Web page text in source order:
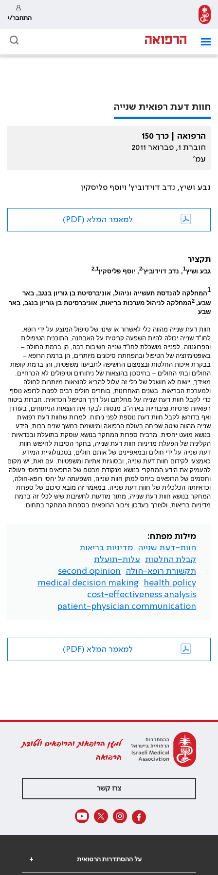
התחבר/י
חוות דעת רפואית שנייה
הרפואה | כרך 150
חוברת 1, פברואר 2011
עמ׳
גבע ושיץ, נדב דוידוביץ' ויוסף פליסקין
למאמר המלא (PDF)
תקציר
גבע ושיץ1, נדב דוידוביץ'2, יוסף פליסקין2,1
1המחלקה להנדסת תעשייה וניהול, אוניברסיטת בן גוריון בנגב, באר
שבע,
המחלקה לניהול מערכות בריאות, אוניברסיטת בן גוריון בנגב, באר
שבע
חוות דעת שנייה מהווה כלי לאשרור או שינוי של טיפול המוצע על ידי רופא.
לחו"ד שנייה יכולה להיות השפעה קריטית על האבחנה, התוכנית הטיפולית
והפרוגנוזה. לפנייה מושכלת לחו"ד שנייה חשיבות רבה, הן ברמת החולה –
באופטימיזציה של הטיפול ובהפחתת סיכונים מיותרים, הן ברמת הרופא –
בבקרת איכות החלטות ובצמצום החשיפה לתביעה משפטית, והן ברמת קופות
החולים ובתי החולים – בחיסכון בהוצאות של ניתוחים וטיפולים לא הכרחיים.
מאידך, יישום לא מושכל של כלי זה עלול להביא להוצאות מיותרות לחולה
ולמערכת הבריאות. בשנים האחרונות, בוחרים חולים רבים לפנות לרופא נוסף
כדי לקבל חוות דעת שנייה על מחלתם ועל דרך הטיפול הכדאית. חברות ביטוח
רפואיות פרטיות וציבוריות בארה"ב מנסות לבקר את הוצאות הניתוחים, בעודדן
ואף בדורשן לקבל חוות דעת נוספת לפני ניתוח. למרות שחוות דעת רפואית
שנייה מהווה שיטה שכיחה בעולם הרפואה ומיושמת במשך שנים רבות, הידע
בנושא מועט יחסית. מרבית ספרות המחקר בנושא עוסקת בתועלת ובכדאיות
הקלינית של הפעלת מדיניות חוות דעת שנייה, בחקר הסיבות לחיפוש חוות
דעת שנייה על ידי חולים ובמאפיינים של אותם חולים, בטכנולוגיית המידע
כאמצעי לקידום חוות דעת שנייה, ובסוגיות אתיות ומשפטיות. עם זאת, יש מקום
להעמיק את הידע המחקרי בנושא מנקודת מבטם של הרופאים ובדפוסי פעולה
וחסמים של הרופאים ביחס למתן חוות שנייה, השפעתה על יחסי רופא-חולה,
וכדאיותה הכלכלית של חוות דעת שנייה. במאמר זה מובא סיכום של ספרות
המחקר בנושא חוות דעת שנייה, מתוך מודעות לחשיבות שיש לכלי זה ברמת
מדיניות בריאות, ולצורך בעדכון ציבור הרופאים בספרות המחקר בתחום.
מילות מפתח:
חוות-דעת שנייה
מדיניות בריאות
קבלת החלטות
עלות-תועלת
תקשורת רופא-חולה
second opinion
health policy
medical decision making
cost-effectiveness analysis
patient-physician communication
למאמר המלא (PDF)
למען הרופאות והרופאים ולטובת
הרפואה
צרו קשר
+ על ההסתדרות הרפואית